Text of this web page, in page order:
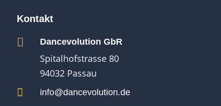
Kontakt
 Dancevolution GbR
Spitalhofstrasse 80
94032 Passau
 info@dancevolution.de